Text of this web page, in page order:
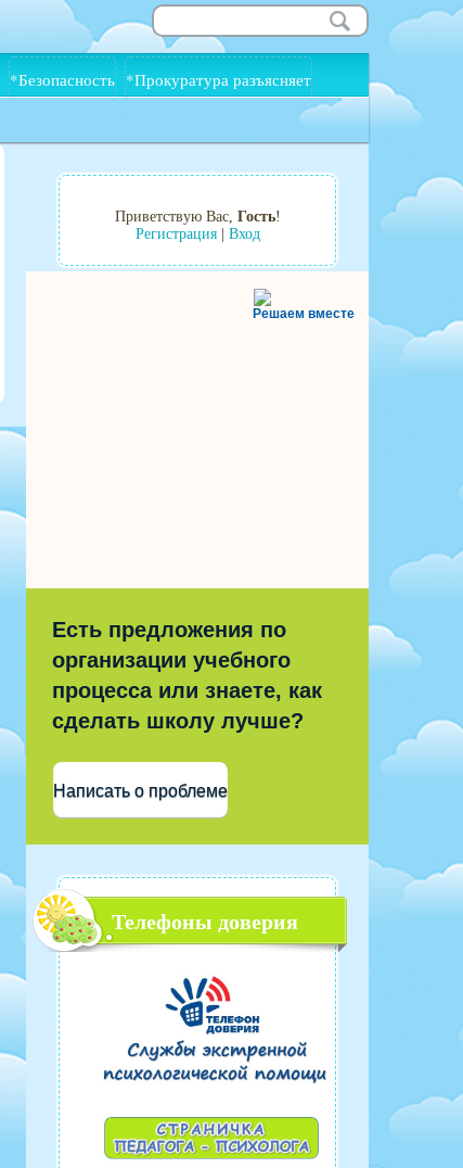
*Безопасность *Прокуратура разъясняет
Приветствую Вас, Гость!
Регистрация| Вход
Решаем вместе
Есть предложения по
организации учебного
процесса или знаете, как
сделать школу лучше?
Написать о проблеме
Телефоны доверия